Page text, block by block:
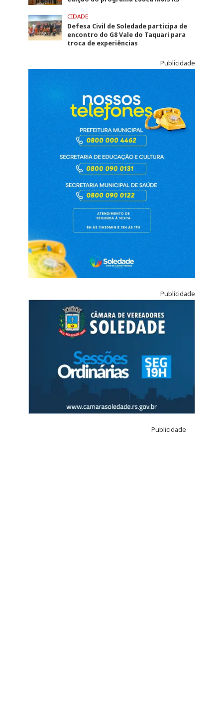
CIDADE
Defesa Civil de Soledade participa de
encontro do G8 Vale do Taquari para
troca de experiências
Publicidade
Publicidade
Publicidade